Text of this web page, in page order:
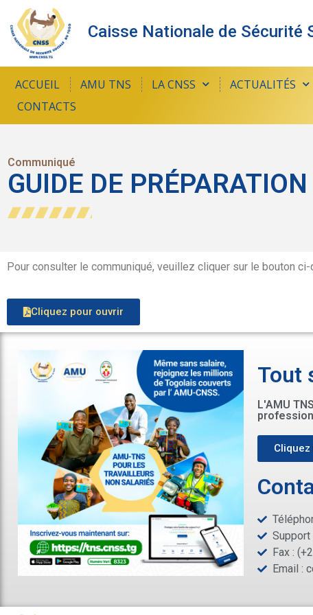
Caisse Nationale de Sécurité
ACCUEIL AMU TNS LA CNSS ACTUALITÉS
CONTACTS
Communiqué
GUIDE DE
Pour consulter le communiqué, veuillez cliquer sur le bouton ci-
Cliquez pour ouvrir
Tout
L'AMU
Cliquez
Support
Fax :
Email :